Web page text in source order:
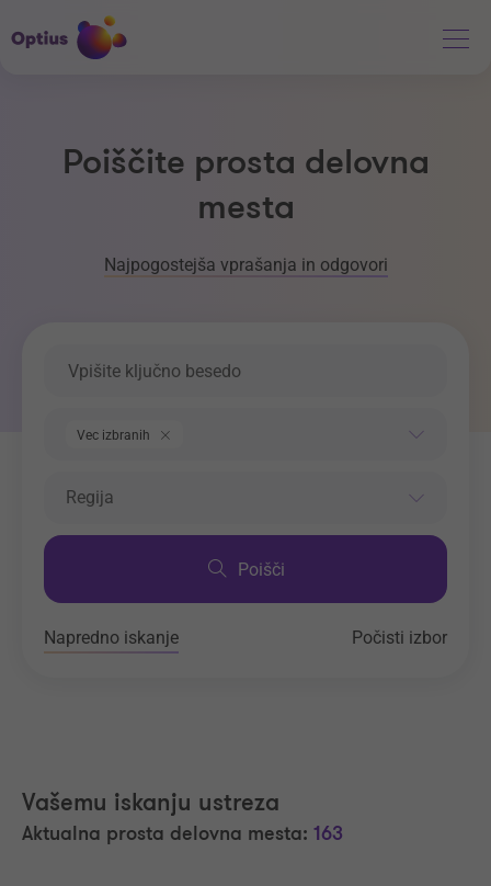
Poiščite prosta delovna
mesta
Najpogostejša vprašanja in odgovori
Vec izbranih
Regija
Poišči
Napredno iskanje Počisti izbor
Vašemu iskanju ustreza
Aktualna prosta delovna mesta: 163